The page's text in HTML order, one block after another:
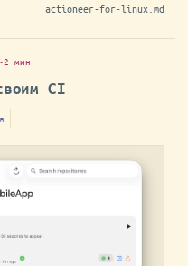
actioneer-for-linux.md
мин
CI